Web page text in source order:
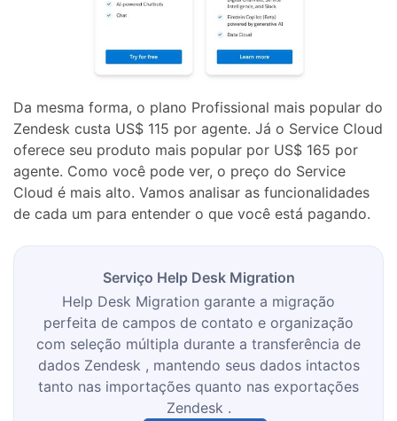
Da mesma forma, o plano Profissional mais popular do
Zendesk custa US$ 115 por agente. Já o Service Cloud
oferece seu produto mais popular por US$ 165 por
agente. Como você pode ver, o preço do Service
Cloud é mais alto. Vamos analisar as funcionalidades
de cada um para entender o que você está pagando.
Serviço Help Desk Migration
Help Desk Migration garante a migração
perfeita de campos de contato e organização
com seleção múltipla durante a transferência de
dados Zendesk , mantendo seus dados intactos
tanto nas importações quanto nas exportações
Zendesk .